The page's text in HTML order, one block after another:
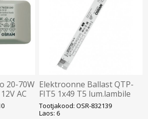
20-70W
AC
ka
Elektroonne Ballast QTP-
FIT5 1x49 T5 lum.lambile
280x30x21 OSRAM
Tootjakood: OSR-832139
Laos: 6